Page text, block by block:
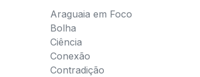
Araguaia em Foco
Bolha
Ciência
Conexão
Contradição